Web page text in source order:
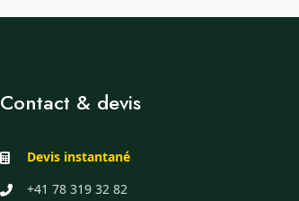
Contact & devis
Devis instantané
+41 78 319 32 82